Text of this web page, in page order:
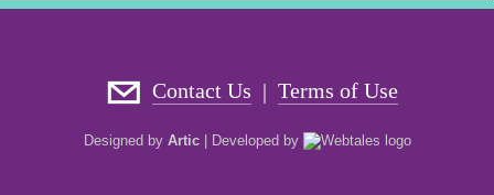
Terms of Use
|
Contact Us
Designed by Artic | Developed by